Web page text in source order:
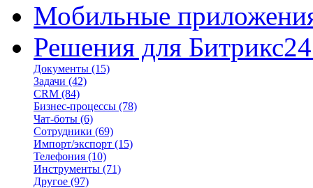
Мобильные
Решения для Битрикс24
Документы (15)
Задачи (42)
CRM (84)
Бизнес-процессы (78)
Чат-боты (6)
Сотрудники (69)
Импорт/экспорт (15)
Телефония (10)
Инструменты (71)
Другое (97)